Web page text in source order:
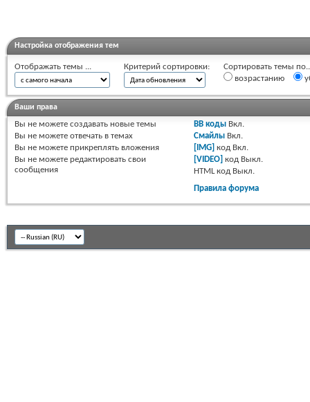
Настройка отображения тем
Отображать темы ... Критерий сортировки:
Сортировать темы
возрастанию
Ваши права
Вы не можете создавать новые темы
Вы не можете отвечать в темах
Вы не можете прикреплять вложения
Вы не можете редактировать свои
сообщения
BB коды Вкл.
Смайлы Вкл.
[IMG] код Вкл.
[VIDEO] код Выкл.
HTML код Выкл.
Правила форума